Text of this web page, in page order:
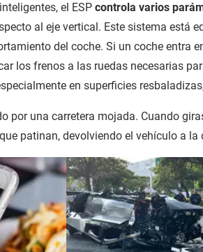
el ESP controla varios
al eje vertical. Este sistema está
del coche. Si un coche entra
los frenos a las ruedas necesarias
en superficies
por una carretera mojada. Cuando
patinan, devolviendo el vehículo a la